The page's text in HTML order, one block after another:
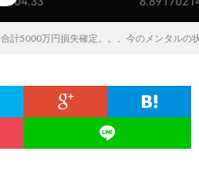
合計5000万円損失確定。。。今のメンタルの